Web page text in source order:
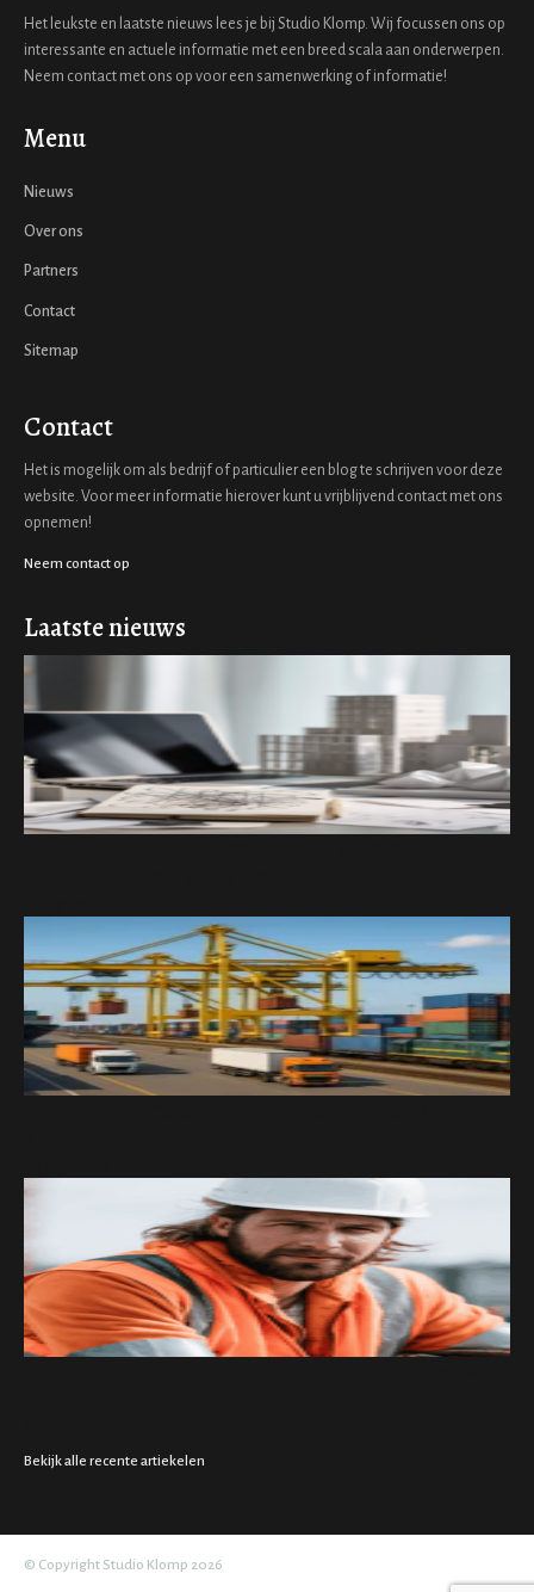
Het leukste en laatste nieuws lees je bij Studio Klomp. Wij focussen ons op
interessante en actuele informatie met een breed scala aan onderwerpen.
Neem contact met ons op voor een samenwerking of informatie!
Menu
Nieuws
Over ons
Partners
Contact
Sitemap
Contact
Het is mogelijk om als bedrijf of particulier een blog te schrijven voor deze
website. Voor meer informatie hierover kunt u vrijblijvend contact met ons
opnemen!
Neem contact op
Laatste nieuws
Bekijk alle recente artiekelen
© Copyright Studio Klomp 2026